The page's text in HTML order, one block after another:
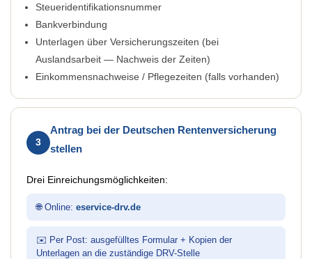
Steueridentifikationsnummer
Bankverbindung
Unterlagen über Versicherungszeiten (bei
Auslandsarbeit — Nachweis der Zeiten)
Einkommensnachweise / Pflegezeiten (falls vorhanden)
3
Antrag bei der Deutschen Rentenversicherung
stellen
Drei Einreichungsmöglichkeiten:
🌐 Online: eservice-drv.de
✉️ Per Post: ausgefülltes Formular + Kopien der
Unterlagen an die zuständige DRV-Stelle